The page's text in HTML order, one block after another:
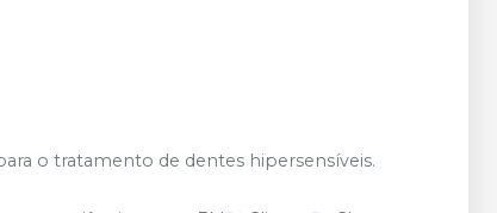
o tratamento de dentes hipersensíveis.